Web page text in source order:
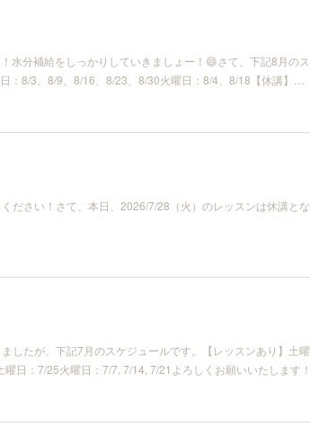
分補給をしっかりしていきましょー！😄さて、下記8月のス
：8/3、8/9、8/16、8/23、8/30火曜日：8/4、8/18【休講】…
ださい！さて、本日、2026/7/28（火）のレッスンは休講とな
したが、下記7月のスケジュールです。【レッスンあり】土曜
日：7/25火曜日：7/7, 7/14, 7/21よろしくお願いいたします！